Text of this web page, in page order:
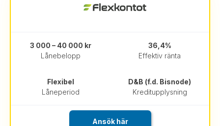
Lånebelopp
3 000 – 40 000 kr
Effektiv ränta
36,4%
Låneperiod
Flexibel
Kreditupplysning
D&B (f.d. Bisnode)
Ansök här